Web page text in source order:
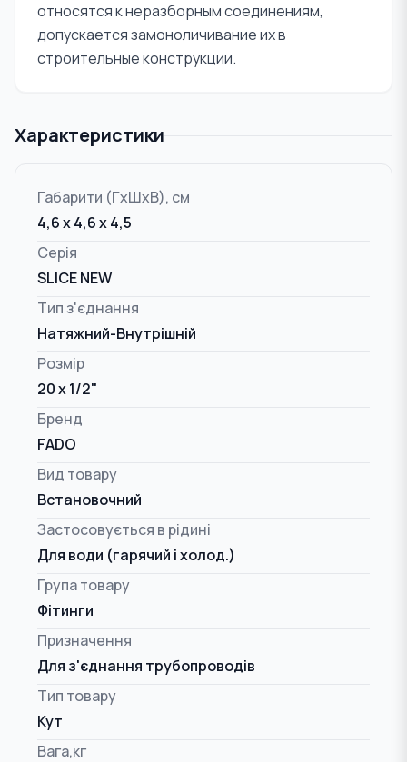
относятся к неразборным соединениям,
допускается замоноличивание их в
строительные конструкции.
Характеристики
Габарити (ГxШxВ), см
4,6 x 4,6 x 4,5
Серія
SLICE NEW
Тип з'єднання
Натяжний-Внутрішній
Розмір
20 x 1/2"
Бренд
FADO
Вид товару
Встановочний
Застосовується в рідині
Для води (гарячий і холод.)
Група товару
Фітинги
Призначення
Для з'єднання трубопроводів
Тип товару
Кут
Вага,кг